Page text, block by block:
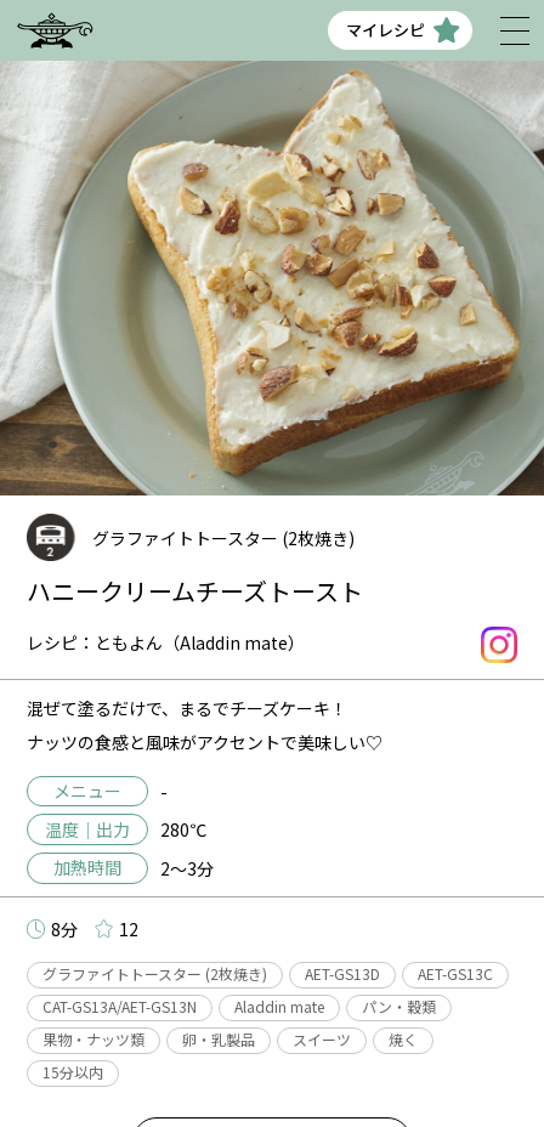
マイレシピ
グラファイトトースター (2枚焼き)
ハニークリームチーズトースト
レシピ：ともよん（Aladdin mate）
混ぜて塗るだけで、まるでチーズケーキ！
ナッツの食感と風味がアクセントで美味しい♡
メニュー
-
温度｜出力
280℃
加熱時間
2～3分
8分 12
グラファイトトースター (2枚焼き) AET-GS13D
AET-GS13C
CAT-GS13A/AET-GS13N
Aladdin mate
パン・穀類
果物・ナッツ類
卵・乳製品 スイーツ
焼く
15分以内